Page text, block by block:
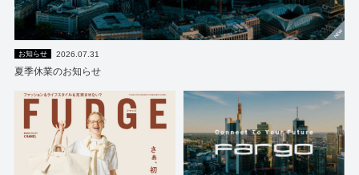
お知らせ 2026.07.31
夏季休業のお知らせ